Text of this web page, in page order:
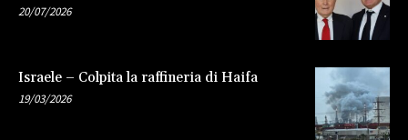
20/07/2026
Israele – Colpita la raffineria di Haifa
19/03/2026